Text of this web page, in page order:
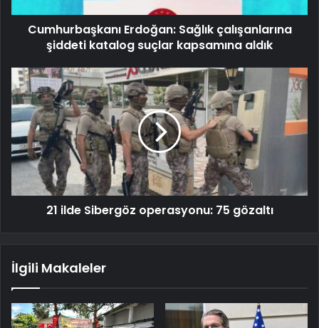
Cumhurbaşkanı Erdoğan: Sağlık çalışanlarına
şiddeti katalog suçlar kapsamına aldık
21 ilde Sibergöz operasyonu: 75 gözaltı
İlgili Makaleler